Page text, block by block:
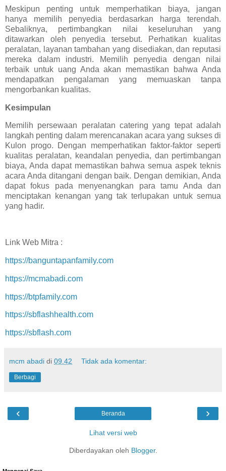
Meskipun penting untuk memperhatikan biaya, jangan
hanya memilih penyedia berdasarkan harga terendah.
Sebaliknya, pertimbangkan nilai keseluruhan yang
ditawarkan oleh penyedia tersebut. Perhatikan kualitas
peralatan, layanan tambahan yang disediakan, dan reputasi
mereka dalam industri. Memilih penyedia dengan nilai
terbaik untuk uang Anda akan memastikan bahwa Anda
mendapatkan pengalaman yang memuaskan tanpa
mengorbankan kualitas.
Kesimpulan
Memilih persewaan peralatan catering yang tepat adalah
langkah penting dalam merencanakan acara yang sukses di
Kulon progo. Dengan memperhatikan faktor-faktor seperti
kualitas peralatan, keandalan penyedia, dan pertimbangan
biaya, Anda dapat memastikan bahwa semua aspek teknis
acara Anda ditangani dengan baik. Dengan demikian, Anda
dapat fokus pada menyenangkan para tamu Anda dan
menciptakan kenangan yang tak terlupakan untuk semua
yang hadir.
Link Web Mitra :
https://banguntapanfamily.com
https://mcmabadi.com
https://btpfamily.com
https://sbflashhealth.com
https://sbflash.com
mcm abadi di 09.42 Tidak ada komentar:
Berbagi
‹ ›
Beranda
Lihat versi web
Diberdayakan oleh Blogger.